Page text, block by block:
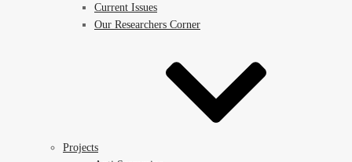
Current Issues
Our Researchers Corner
Projects